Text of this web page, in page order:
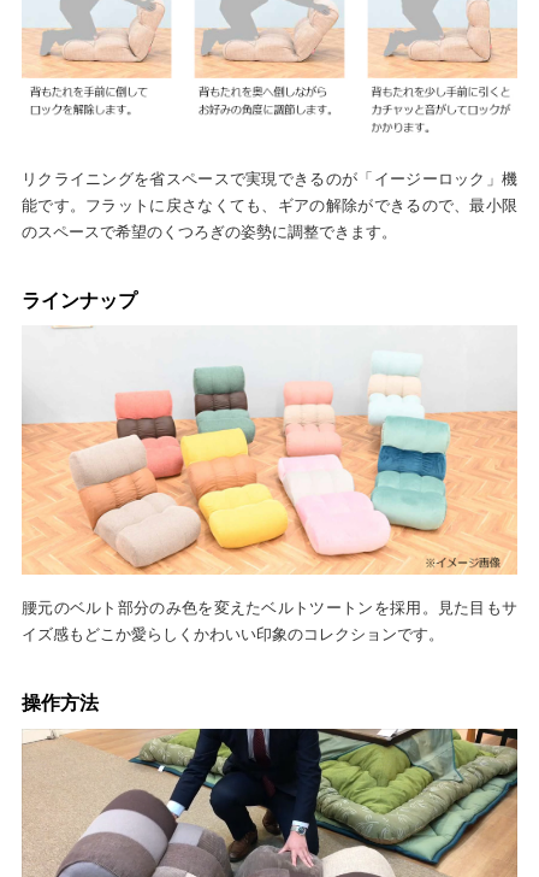
リクライニングを省スペースで実現できるのが「イージーロック」機
能です。フラットに戻さなくても、ギアの解除ができるので、最小限
のスペースで希望のくつろぎの姿勢に調整できます。
ラインナップ
腰元のベルト部分のみ色を変えたベルトツートンを採用。見た目もサ
イズ感もどこか愛らしくかわいい印象のコレクションです。
操作方法